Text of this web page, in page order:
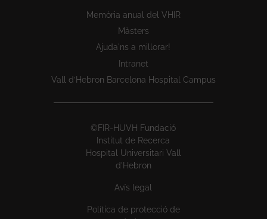
Memòria anual del VHIR
Màsters
Ajuda'ns a millorar!
Intranet
Vall d’Hebron Barcelona Hospital Campus
©FIR-HUVH Fundació
Institut de Recerca
Hospital Universitari Vall
d'Hebron
Avís legal
Política de protecció de